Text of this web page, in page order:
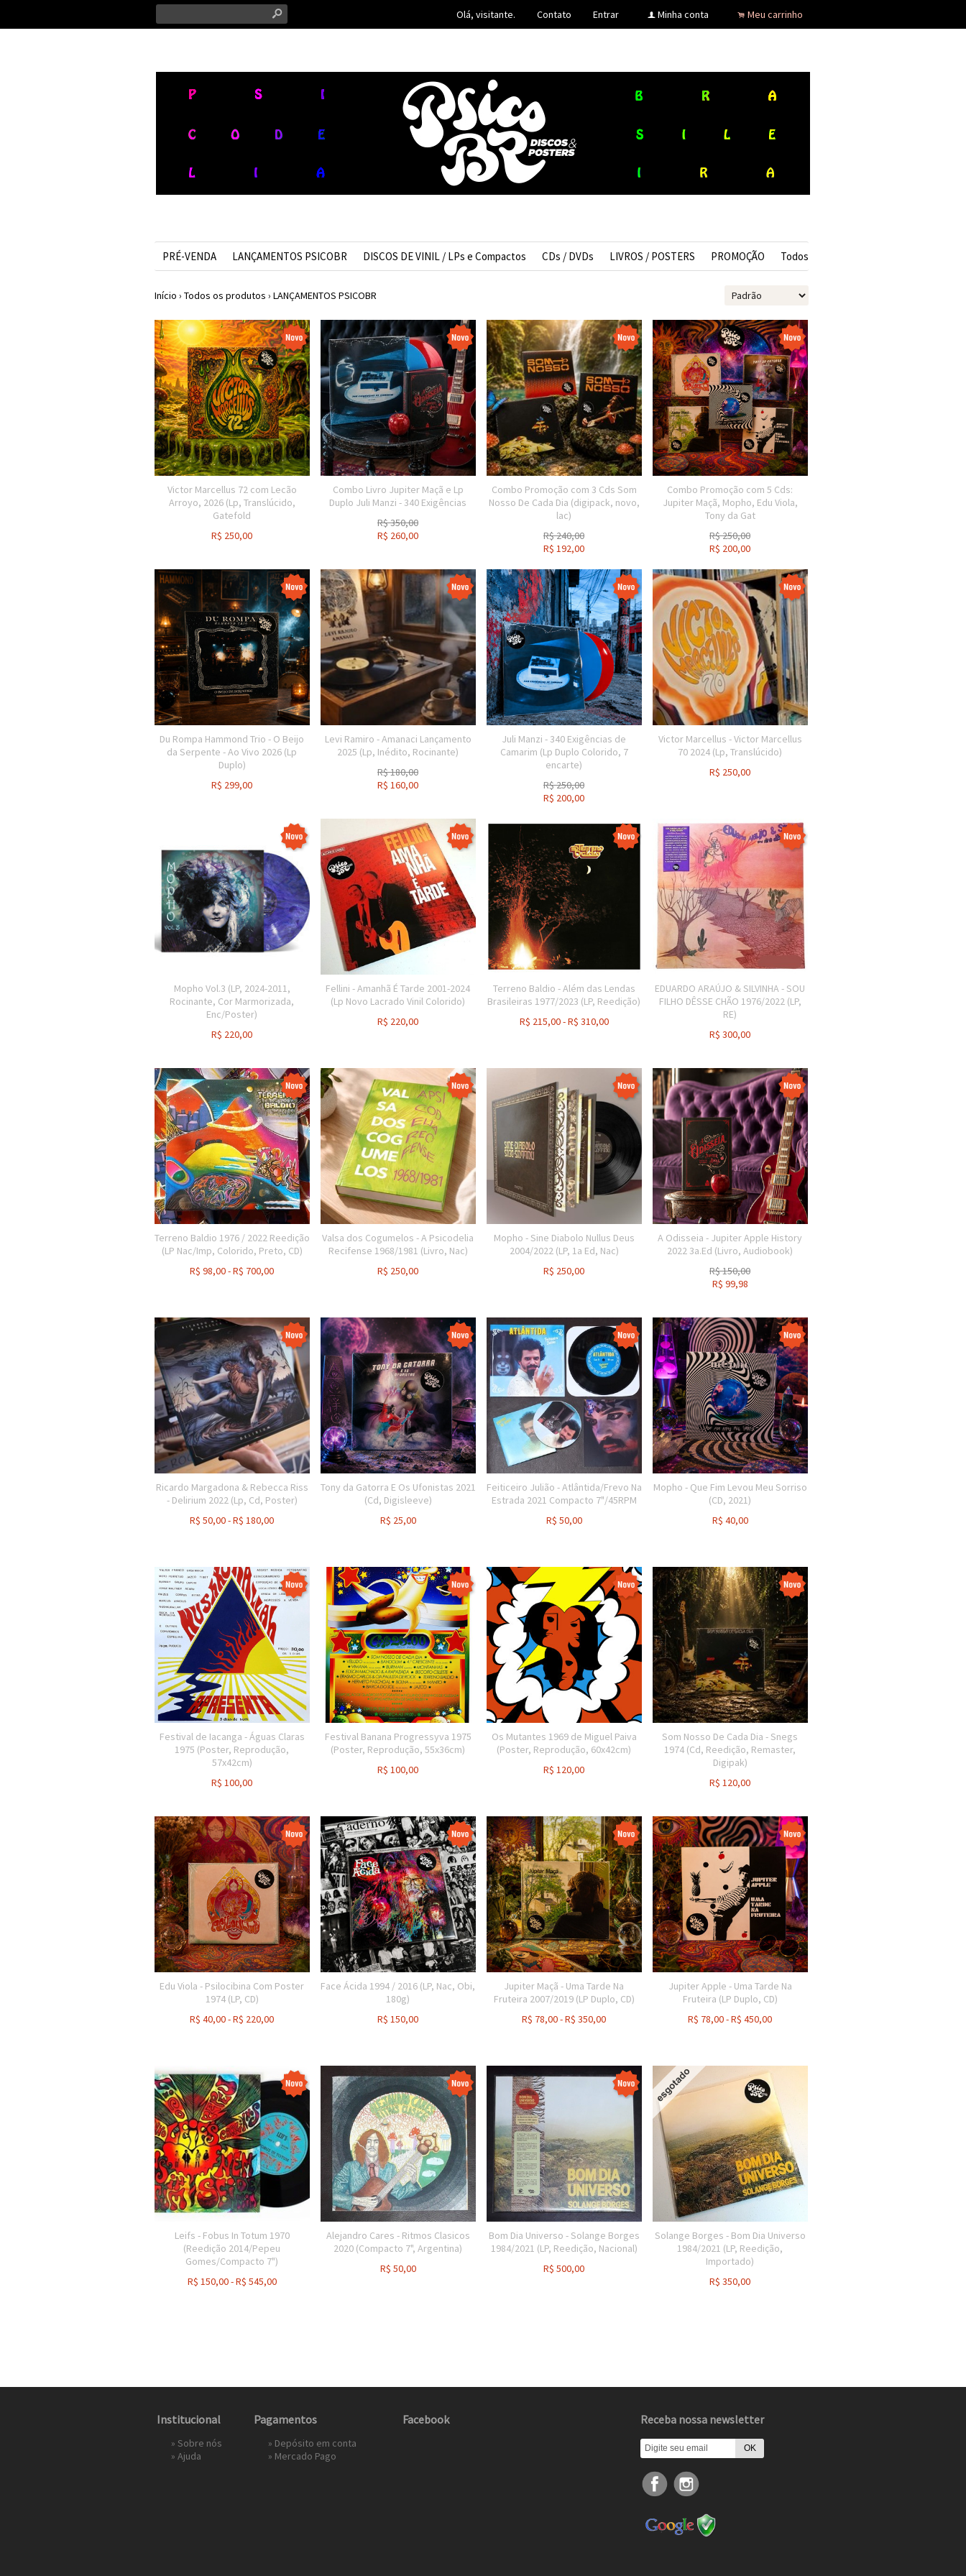
s Olá, visitante. Contato Entrar f Minha conta . Meu carrinho
PRÉ-VENDA LANÇAMENTOS PSICOBR DISCOS DE VINIL / LPs e Compactos CDs / DVDs LIVROS / POSTERS PROMOÇÃO Todos
Início › Todos os produtos › LANÇAMENTOS PSICOBR
Victor Marcellus 72 com Lecão
Arroyo, 2026 (Lp, Translúcido,
Gatefold
R$ 250,00
Combo Livro Jupiter Maçã e Lp
Duplo Juli Manzi - 340 Exigências
R$350,00
R$ 260,00
Combo Promoção com 3 Cds Som
Nosso De Cada Dia (digipack, novo,
lac)
R$240,00
R$ 192,00
Combo Promoção com 5 Cds:
Jupiter Maçã, Mopho, Edu Viola,
Tony da Gat
R$250,00
R$ 200,00
Du Rompa Hammond Trio - O Beijo
da Serpente - Ao Vivo 2026 (Lp
Duplo)
R$ 299,00
Levi Ramiro - Amanaci Lançamento
2025 (Lp, Inédito, Rocinante)
R$180,00
R$ 160,00
Juli Manzi - 340 Exigências de
Camarim (Lp Duplo Colorido, 7
encarte)
R$250,00
R$ 200,00
Victor Marcellus - Victor Marcellus
70 2024 (Lp, Translúcido)
R$ 250,00
Mopho Vol.3 (LP, 2024-2011,
Rocinante, Cor Marmorizada,
Enc/Poster)
R$ 220,00
Fellini - Amanhã É Tarde 2001-2024
(Lp Novo Lacrado Vinil Colorido)
R$ 220,00
Terreno Baldio - Além das Lendas
Brasileiras 1977/2023 (LP, Reedição)
R$ 215,00-R$ 310,00
EDUARDO ARAÚJO & SILVINHA - SOU
FILHO DÊSSE CHÃO 1976/2022 (LP,
RE)
R$ 300,00
Terreno Baldio 1976 / 2022 Reedição
(LP Nac/Imp, Colorido, Preto, CD)
R$ 98,00-R$ 700,00
Valsa dos Cogumelos - A Psicodelia
Recifense 1968/1981 (Livro, Nac)
R$ 250,00
Mopho - Sine Diabolo Nullus Deus
2004/2022 (LP, 1a Ed, Nac)
R$ 250,00
A Odisseia - Jupiter Apple History
2022 3a.Ed (Livro, Audiobook)
R$150,00
R$ 99,98
Ricardo Margadona & Rebecca Riss
- Delirium 2022 (Lp, Cd, Poster)
R$ 50,00-R$ 180,00
Tony da Gatorra E Os Ufonistas 2021
(Cd, Digisleeve)
R$ 25,00
Feiticeiro Julião - Atlântida/Frevo Na
Estrada 2021 Compacto 7"/45RPM
R$ 50,00
Mopho - Que Fim Levou Meu Sorriso
(CD, 2021)
R$ 40,00
Festival de Iacanga - Águas Claras
1975 (Poster, Reprodução,
57x42cm)
R$ 100,00
Festival Banana Progressyva 1975
(Poster, Reprodução, 55x36cm)
R$ 100,00
Os Mutantes 1969 de Miguel Paiva
(Poster, Reprodução, 60x42cm)
R$ 120,00
Som Nosso De Cada Dia - Snegs
1974 (Cd, Reedição, Remaster,
Digipak)
R$ 120,00
Edu Viola - Psilocibina Com Poster
1974 (LP, CD)
R$ 40,00-R$ 220,00
Face Ácida 1994 / 2016 (LP, Nac, Obi,
180g)
R$ 150,00
Jupiter Maçã - Uma Tarde Na
Fruteira 2007/2019 (LP Duplo, CD)
R$ 78,00-R$ 350,00
Jupiter Apple - Uma Tarde Na
Fruteira (LP Duplo, CD)
R$ 78,00-R$ 450,00
Leifs - Fobus In Totum 1970
(Reedição 2014/Pepeu
Gomes/Compacto 7")
R$ 150,00-R$ 545,00
Alejandro Cares - Ritmos Clasicos
2020 (Compacto 7", Argentina)
R$ 50,00
Bom Dia Universo - Solange Borges
1984/2021 (LP, Reedição, Nacional)
R$ 500,00
Solange Borges - Bom Dia Universo
1984/2021 (LP, Reedição,
Importado)
R$ 350,00
Institucional
» Sobre nós
» Ajuda
Pagamentos
» Depósito em conta
» Mercado Pago
Facebook Receba nossa newsletter